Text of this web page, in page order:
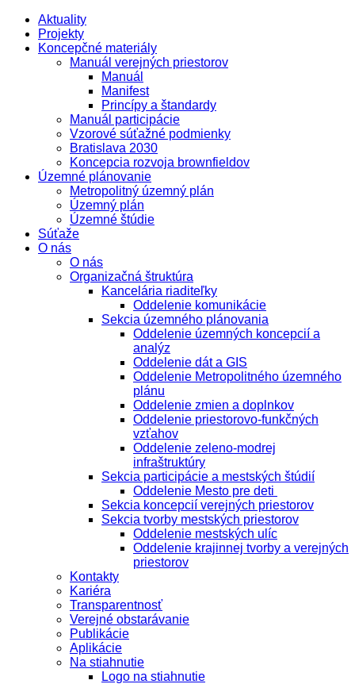
Aktuality
Projekty
Koncepčné materiály
Manuál verejných priestorov
Manuál
Manifest
Princípy a štandardy
Manuál participácie
Vzorové súťažné podmienky
Bratislava 2030
Koncepcia rozvoja brownfieldov
Územné plánovanie
Metropolitný územný plán
Územný plán
Územné štúdie
Súťaže
O nás
O nás
Organizačná štruktúra
Kancelária riaditeľky
Oddelenie komunikácie
Sekcia územného plánovania
Oddelenie územných koncepcií a
analýz
Oddelenie dát a GIS
Oddelenie Metropolitného územného
plánu
Oddelenie zmien a doplnkov
Oddelenie priestorovo-funkčných
vzťahov
Oddelenie zeleno-modrej
infraštruktúry
Sekcia participácie a mestských štúdií
Oddelenie Mesto pre deti
Sekcia koncepcií verejných priestorov
Sekcia tvorby mestských priestorov
Oddelenie mestských ulíc
Oddelenie krajinnej tvorby a verejných
priestorov
Kontakty
Kariéra
Transparentnosť
Verejné obstarávanie
Publikácie
Aplikácie
Na stiahnutie
Logo na stiahnutie